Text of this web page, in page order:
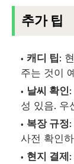
추가 팁
캐디 팁:
주는 것이
날씨 확인
성 있음. 우
복장 규정
사전 확인
현지 결제